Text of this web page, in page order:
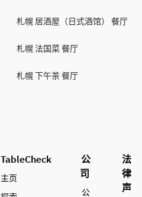
札幌 居酒屋（日式酒馆） 餐厅
札幌 法国菜 餐厅
札幌 下午茶 餐厅
TableCheck
主页
公
司
公
法
律
声